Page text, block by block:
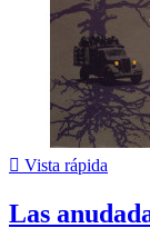
 Vista rápida
Las